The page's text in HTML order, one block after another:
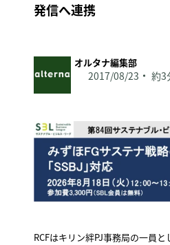
発信へ連携
オルタナ編集部
2017/08/23 約3
RCFはキリン絆PJ事務局の一員